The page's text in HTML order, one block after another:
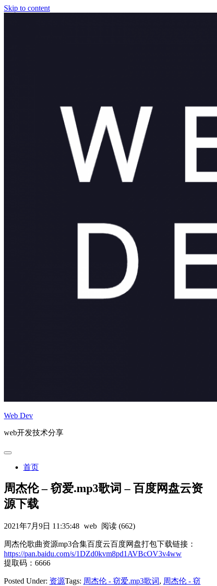
Skip to content
Web Dev
web开发技术分享
首页
周杰伦 – 窃爱.mp3歌词 – 百度网盘云资
源下载
2021年7月9日 11:35:48 web 阅读 (662)
周杰伦歌曲资源mp3合集百度云百度网盘打包下载链接：
https://pan.baidu.com/s/1DZd0kvm8pd1AVBcOV3v4ww
提取码：6666
Posted Under: 资源Tags: 周杰伦 - 窃爱.mp3歌词, 周杰伦 - 窃